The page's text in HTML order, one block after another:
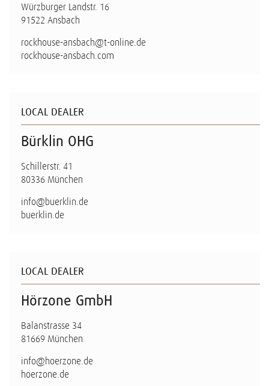
Würzburger Landstr. 16
91522 Ansbach
rockhouse-ansbach@t-online.de
rockhouse-ansbach.com
LOCAL DEALER
Bürklin OHG
Schillerstr. 41
80336 München
info@buerklin.de
buerklin.de
LOCAL DEALER
Hörzone GmbH
Balanstrasse 34
81669 München
info@hoerzone.de
hoerzone.de